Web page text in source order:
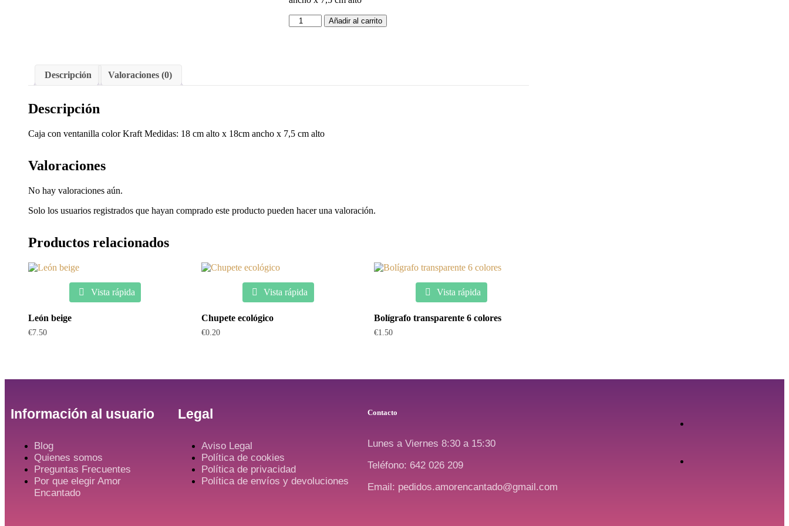
Añadir al carrito
Descripción Valoraciones (0)
Descripción
Caja con ventanilla color Kraft Medidas: 18 cm alto x 18cm ancho x 7,5 cm alto
Valoraciones
No hay valoraciones aún.
Solo los usuarios registrados que hayan comprado este producto pueden hacer una valoración.
Productos relacionados
Vista rápida
León beige
€7.50
Vista rápida
Chupete ecológico
€0.20
Vista rápida
Bolígrafo transparente 6 colores
€1.50
Información al usuario
Blog
Quienes somos
Preguntas Frecuentes
Por que elegir Amor
Encantado
Legal
Aviso Legal
Política de cookies
Política de privacidad
Política de envíos y devoluciones
Contacto
Lunes a Viernes 8:30 a 15:30
Teléfono: 642 026 209
Email: pedidos.amorencantado@gmail.com